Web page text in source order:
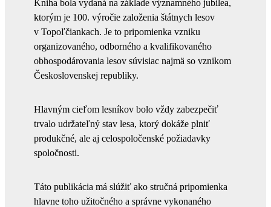
Kniha bola vydaná na základe významného jubilea,
ktorým je 100. výročie založenia štátnych lesov
v Topoľčiankach. Je to pripomienka vzniku
organizovaného, odborného a kvalifikovaného
obhospodárovania lesov súvisiac najmä so vznikom
Československej republiky.
Hlavným cieľom lesníkov bolo vždy zabezpečiť
trvalo udržateľný stav lesa, ktorý dokáže plniť
produkčné, ale aj celospoločenské požiadavky
spoločnosti.
Táto publikácia má slúžiť ako stručná pripomienka
hlavne toho užitočného a správne vykonaného